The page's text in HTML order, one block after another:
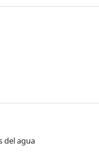
del agua